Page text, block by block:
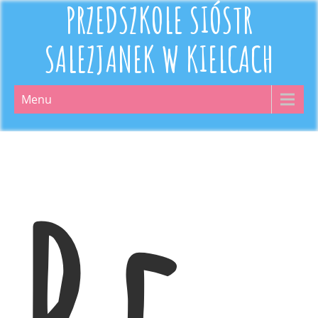
PRZEDSZKOLE SIÓSTR
SALEZJANEK W KIELCACH
Menu